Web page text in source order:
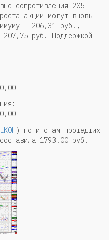
сопротивления 205
акции могут вновь
– 206,31 руб.,
207,75 руб. Поддержкой
LKOH) по итогам прошедших
1793,00 руб.